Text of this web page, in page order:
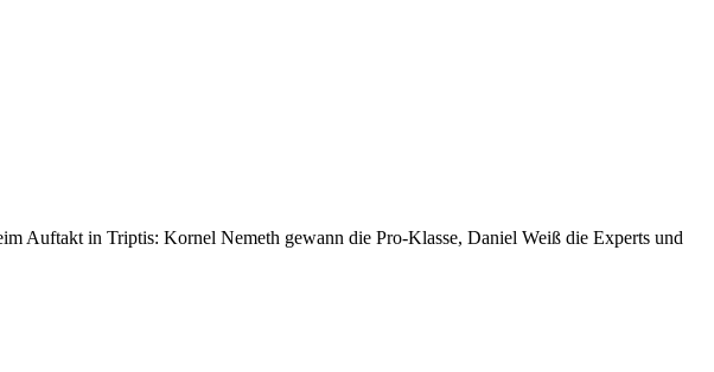
Auftakt in Triptis: Kornel Nemeth gewann die Pro-Klasse, Daniel Weiß die Experts und